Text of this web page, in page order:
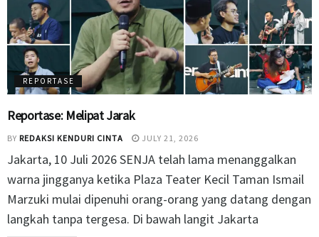
REPORTASE
Reportase: Melipat Jarak
BY REDAKSI KENDURI CINTA JULY 21, 2026
Jakarta, 10 Juli 2026 SENJA telah lama menanggalkan
warna jingganya ketika Plaza Teater Kecil Taman Ismail
Marzuki mulai dipenuhi orang-orang yang datang dengan
langkah tanpa tergesa. Di bawah langit Jakarta